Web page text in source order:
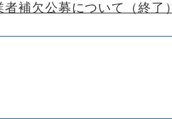
補欠公募について（終了）